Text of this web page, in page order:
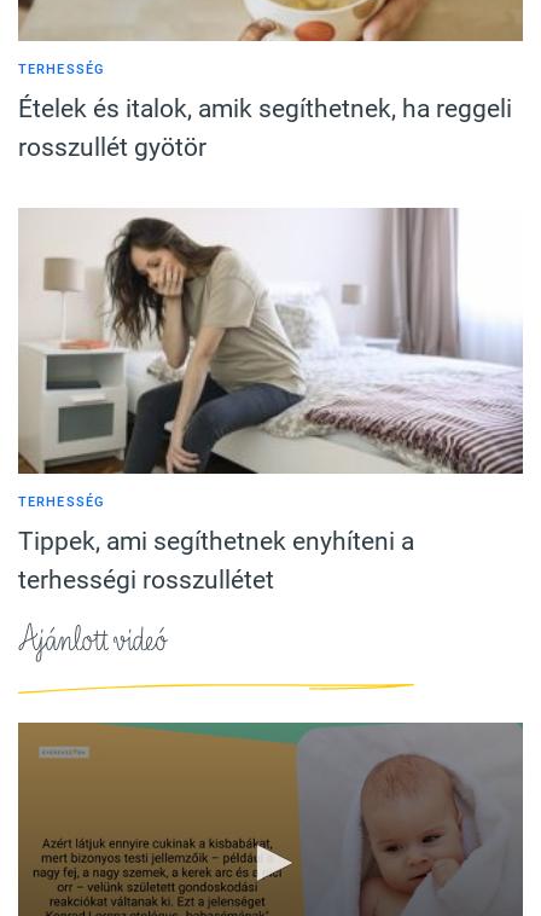
TERHESSÉG
Ételek és italok, amik segíthetnek, ha reggeli
rosszullét gyötör
TERHESSÉG
Tippek, ami segíthetnek enyhíteni a
terhességi rosszullétet
Ajánlott videó